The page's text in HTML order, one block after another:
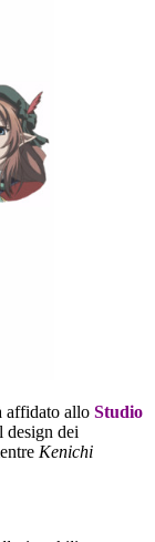
affidato allo Studio
design dei
Kenichi